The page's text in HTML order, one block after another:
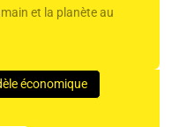
et la planète au
économique